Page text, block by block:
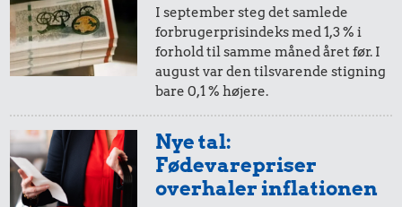
7,88 kr.
Samlet pris i 2026
Priser i nutidskroner er estimeret af Oldmoney. Priser i
datidskroner er på baggrund af forbrugerprisindekset fra
Danmarks Statistik.
I september steg det samlede
forbrugerprisindeks med 1,3 % i
forhold til samme måned året før. I
august var den tilsvarende stigning
bare 0,1 % højere.
Nye tal:
Fødevarepriser
overhaler inflationen